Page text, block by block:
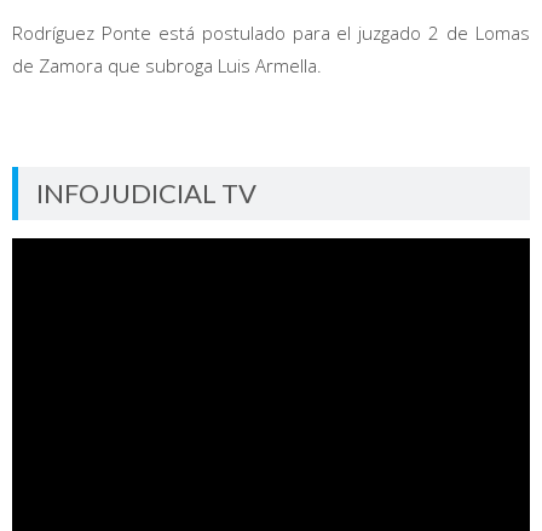
Rodríguez Ponte está postulado para el juzgado 2 de Lomas
de Zamora que subroga Luis Armella.
INFOJUDICIAL TV